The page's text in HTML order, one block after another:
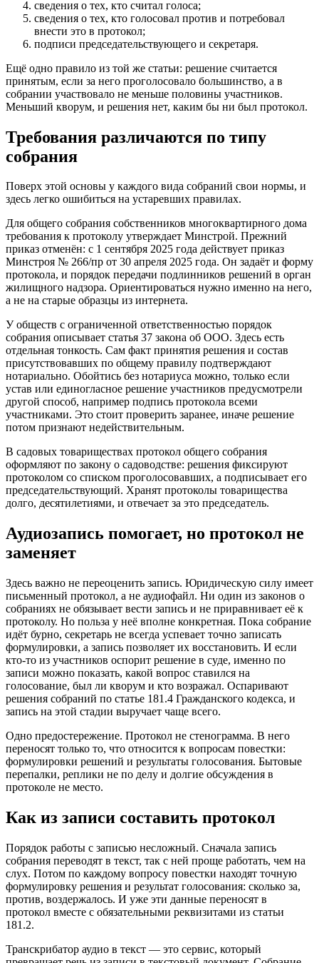
сведения о тех, кто считал голоса;
сведения о тех, кто голосовал против и потребовал
внести это в протокол;
подписи председательствующего и секретаря.
Ещё одно правило из той же статьи: решение считается
принятым, если за него проголосовало большинство, а в
собрании участвовало не меньше половины участников.
Меньший кворум, и решения нет, каким бы ни был протокол.
Требования различаются по типу
собрания
Поверх этой основы у каждого вида собраний свои нормы, и
здесь легко ошибиться на устаревших правилах.
Для общего собрания собственников многоквартирного дома
требования к протоколу утверждает Минстрой. Прежний
приказ отменён: с 1 сентября 2025 года действует приказ
Минстроя № 266/пр от 30 апреля 2025 года. Он задаёт и форму
протокола, и порядок передачи подлинников решений в орган
жилищного надзора. Ориентироваться нужно именно на него,
а не на старые образцы из интернета.
У обществ с ограниченной ответственностью порядок
собрания описывает статья 37 закона об ООО. Здесь есть
отдельная тонкость. Сам факт принятия решения и состав
присутствовавших по общему правилу подтверждают
нотариально. Обойтись без нотариуса можно, только если
устав или единогласное решение участников предусмотрели
другой способ, например подпись протокола всеми
участниками. Это стоит проверить заранее, иначе решение
потом признают недействительным.
В садовых товариществах протокол общего собрания
оформляют по закону о садоводстве: решения фиксируют
протоколом со списком проголосовавших, а подписывает его
председательствующий. Хранят протоколы товарищества
долго, десятилетиями, и отвечает за это председатель.
Аудиозапись помогает, но протокол не
заменяет
Здесь важно не переоценить запись. Юридическую силу имеет
письменный протокол, а не аудиофайл. Ни один из законов о
собраниях не обязывает вести запись и не приравнивает её к
протоколу. Но польза у неё вполне конкретная. Пока собрание
идёт бурно, секретарь не всегда успевает точно записать
формулировки, а запись позволяет их восстановить. И если
кто-то из участников оспорит решение в суде, именно по
записи можно показать, какой вопрос ставился на
голосование, был ли кворум и кто возражал. Оспаривают
решения собраний по статье 181.4 Гражданского кодекса, и
запись на этой стадии выручает чаще всего.
Одно предостережение. Протокол не стенограмма. В него
переносят только то, что относится к вопросам повестки:
формулировки решений и результаты голосования. Бытовые
перепалки, реплики не по делу и долгие обсуждения в
протоколе не место.
Как из записи составить протокол
Порядок работы с записью несложный. Сначала запись
собрания переводят в текст, так с ней проще работать, чем на
слух. Потом по каждому вопросу повестки находят точную
формулировку решения и результат голосования: сколько за,
против, воздержалось. И уже эти данные переносят в
протокол вместе с обязательными реквизитами из статьи
181.2.
Транскрибатор аудио в текст — это сервис, который